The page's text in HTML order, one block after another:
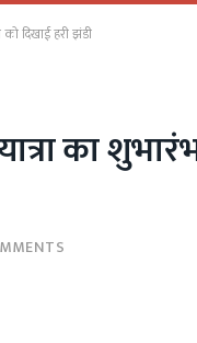
दिखाई हरी झंडी
का